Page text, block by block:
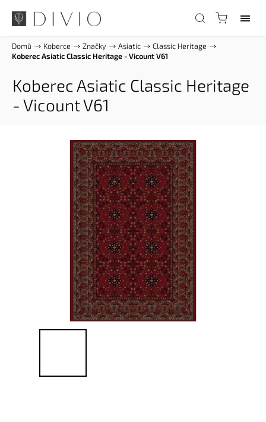
Domů / Koberce / Značky / Asiatic / Classic Heritage /
Koberec Asiatic Classic Heritage - Vicount V61
Koberec Asiatic Classic Heritage
- Vicount V61